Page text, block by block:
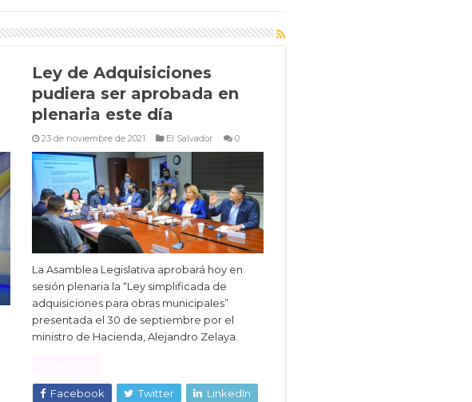
Ley de Adquisiciones
pudiera ser aprobada en
plenaria este día
23 de noviembre de 2021 El Salvador 0
La Asamblea Legislativa aprobará hoy en
sesión plenaria la “Ley simplificada de
adquisiciones para obras municipales”
presentada el 30 de septiembre por el
ministro de Hacienda, Alejandro Zelaya.
Facebook Twitter LinkedIn